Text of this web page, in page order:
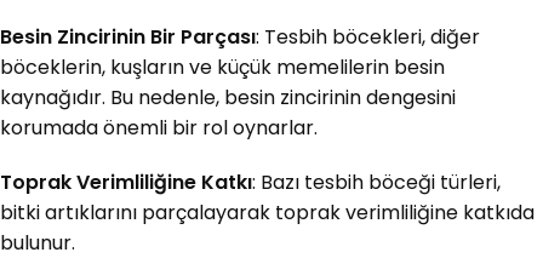
Besin Zincirinin Bir Parçası: Tesbih böcekleri, diğer
böceklerin, kuşların ve küçük memelilerin besin
kaynağıdır. Bu nedenle, besin zincirinin dengesini
korumada önemli bir rol oynarlar.
Toprak Verimliliğine Katkı: Bazı tesbih böceği türleri,
bitki artıklarını parçalayarak toprak verimliliğine katkıda
bulunur.